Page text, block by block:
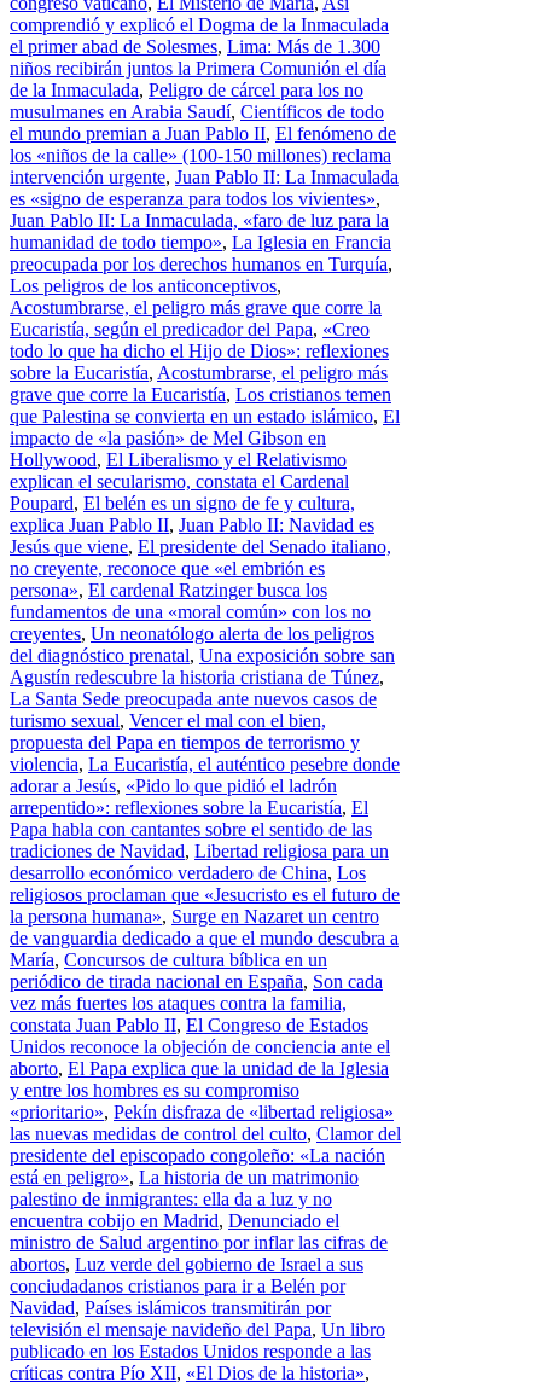
comprendió y explicó el Dogma de la Inmaculada
el primer abad de Solesmes, Lima: Más de 1.300
niños recibirán juntos la Primera Comunión el día
de la Inmaculada, Peligro de cárcel para los no
musulmanes en Arabia Saudí, Científicos de todo
el mundo premian a Juan Pablo II, El fenómeno de
los «niños de la calle» (100-150 millones) reclama
intervención urgente, Juan Pablo II: La Inmaculada
es «signo de esperanza para todos los vivientes»,
Juan Pablo II: La Inmaculada, «faro de luz para la
humanidad de todo tiempo», La Iglesia en Francia
preocupada por los derechos humanos en Turquía,
Los peligros de los anticonceptivos,
Acostumbrarse, el peligro más grave que corre la
Eucaristía, según el predicador del Papa, «Creo
todo lo que ha dicho el Hijo de Dios»: reflexiones
sobre la Eucaristía, Acostumbrarse, el peligro más
grave que corre la Eucaristía, Los cristianos temen
que Palestina se convierta en un estado islámico, El
impacto de «la pasión» de Mel Gibson en
Hollywood, El Liberalismo y el Relativismo
explican el secularismo, constata el Cardenal
Poupard, El belén es un signo de fe y cultura,
explica Juan Pablo II, Juan Pablo II: Navidad es
Jesús que viene, El presidente del Senado italiano,
no creyente, reconoce que «el embrión es
persona», El cardenal Ratzinger busca los
fundamentos de una «moral común» con los no
creyentes, Un neonatólogo alerta de los peligros
del diagnóstico prenatal, Una exposición sobre san
Agustín redescubre la historia cristiana de Túnez,
La Santa Sede preocupada ante nuevos casos de
turismo sexual, Vencer el mal con el bien,
propuesta del Papa en tiempos de terrorismo y
violencia, La Eucaristía, el auténtico pesebre donde
adorar a Jesús, «Pido lo que pidió el ladrón
arrepentido»: reflexiones sobre la Eucaristía, El
Papa habla con cantantes sobre el sentido de las
tradiciones de Navidad, Libertad religiosa para un
desarrollo económico verdadero de China, Los
religiosos proclaman que «Jesucristo es el futuro de
la persona humana», Surge en Nazaret un centro
de vanguardia dedicado a que el mundo descubra a
María, Concursos de cultura bíblica en un
periódico de tirada nacional en España, Son cada
vez más fuertes los ataques contra la familia,
constata Juan Pablo II, El Congreso de Estados
Unidos reconoce la objeción de conciencia ante el
aborto, El Papa explica que la unidad de la Iglesia
y entre los hombres es su compromiso
«prioritario», Pekín disfraza de «libertad religiosa»
las nuevas medidas de control del culto, Clamor del
presidente del episcopado congoleño: «La nación
está en peligro», La historia de un matrimonio
palestino de inmigrantes: ella da a luz y no
encuentra cobijo en Madrid, Denunciado el
ministro de Salud argentino por inflar las cifras de
abortos, Luz verde del gobierno de Israel a sus
conciudadanos cristianos para ir a Belén por
Navidad, Países islámicos transmitirán por
televisión el mensaje navideño del Papa, Un libro
publicado en los Estados Unidos responde a las
críticas contra Pío XII, «El Dios de la historia»,